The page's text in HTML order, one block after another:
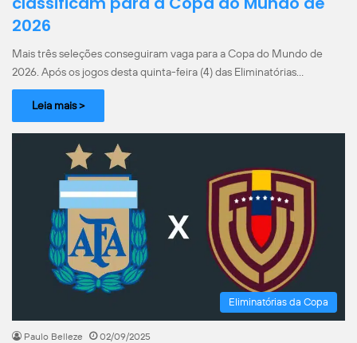
2026
Mais três seleções conseguiram vaga para a Copa do Mundo de
2026. Após os jogos desta quinta-feira (4) das Eliminatórias…
Leia mais >
Eliminatórias da Copa
Paulo Belleze 02/09/2025